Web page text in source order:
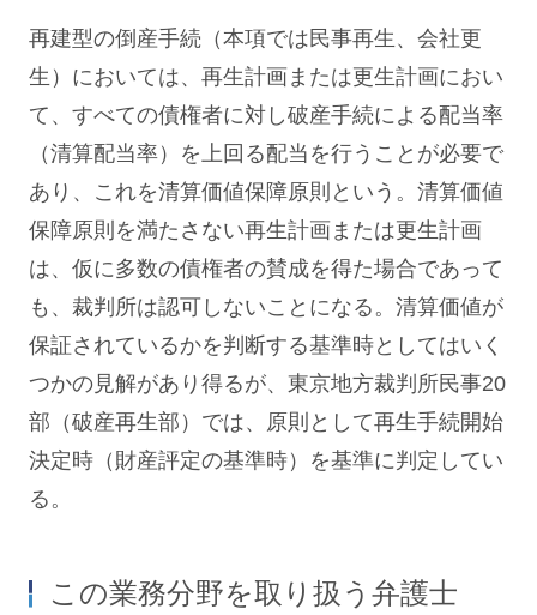
再建型の倒産手続（本項では民事再生、会社更
生）においては、再生計画または更生計画におい
て、すべての債権者に対し破産手続による配当率
（清算配当率）を上回る配当を行うことが必要で
あり、これを清算価値保障原則という。清算価値
保障原則を満たさない再生計画または更生計画
は、仮に多数の債権者の賛成を得た場合であって
も、裁判所は認可しないことになる。清算価値が
保証されているかを判断する基準時としてはいく
つかの見解があり得るが、東京地方裁判所民事20
部（破産再生部）では、原則として再生手続開始
決定時（財産評定の基準時）を基準に判定してい
る。
この業務分野を取り扱う弁護士